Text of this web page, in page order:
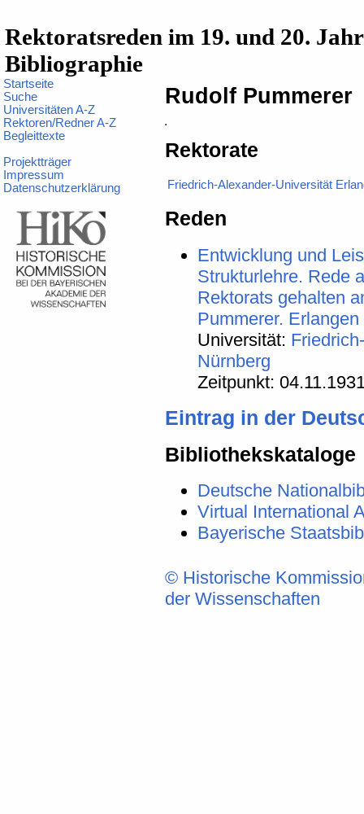
Rektoratsreden im 19. und 20.
Bibliographie
Startseite
Suche
Universitäten A-Z
Rektoren/Redner A-Z
Begleittexte
Projektträger
Impressum
Datenschutzerklärung
Rudolf Pummerer
Rektorate
Friedrich-Alexander-Universität
Reden
Entwicklung und
Strukturlehre. Rede
Rektorats gehalten
Pummerer. Erlangen
Universität:
Nürnberg
Zeitpunkt:
Eintrag in der
Bibliothekskataloge
Deutsche
Virtual International
Bayerische
© Historische
der Wissenschaften